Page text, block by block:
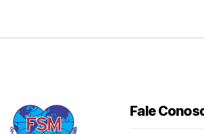
Fale